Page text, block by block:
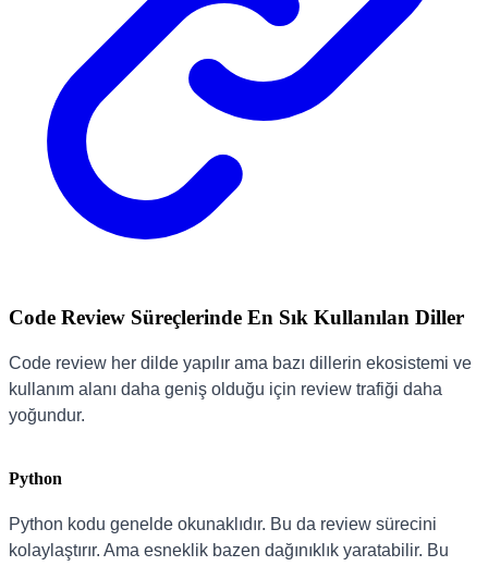
Code Review Süreçlerinde En Sık Kullanılan Diller
Code review her dilde yapılır ama bazı dillerin ekosistemi ve
kullanım alanı daha geniş olduğu için review trafiği daha
yoğundur.
Python
Python kodu genelde okunaklıdır. Bu da review sürecini
kolaylaştırır. Ama esneklik bazen dağınıklık yaratabilir. Bu